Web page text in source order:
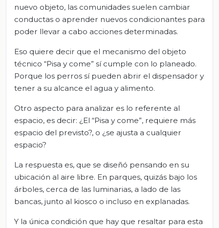
nuevo objeto, las comunidades suelen cambiar
conductas o aprender nuevos condicionantes para
poder llevar a cabo acciones determinadas.
Eso quiere decir que el mecanismo del objeto
técnico “Pisa y come” sí cumple con lo planeado.
Porque los perros sí pueden abrir el dispensador y
tener a su alcance el agua y alimento.
Otro aspecto para analizar es lo referente al
espacio, es decir: ¿El “Pisa y come”, requiere más
espacio del previsto?, o ¿se ajusta a cualquier
espacio?
La respuesta es, que se diseñó pensando en su
ubicación al aire libre. En parques, quizás bajo los
árboles, cerca de las luminarias, a lado de las
bancas, junto al kiosco o incluso en explanadas.
Y la única condición que hay que resaltar para esta